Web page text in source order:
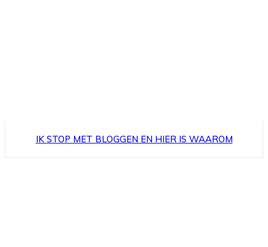
IK STOP MET BLOGGEN EN HIER IS WAAROM